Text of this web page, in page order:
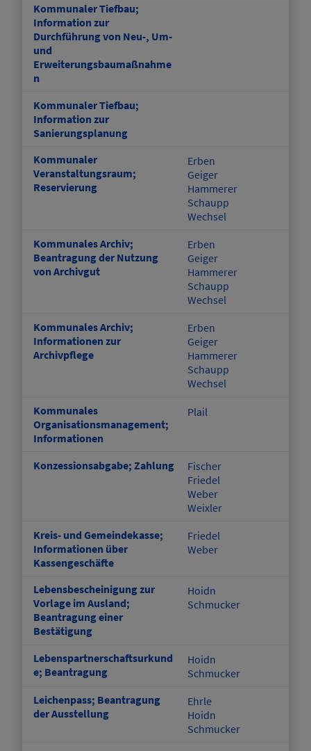
Kommunaler Tiefbau;
Information zur
Durchführung von Neu-, Um-
und
Erweiterungsbaumaßnahme
n
Kommunaler Tiefbau;
Information zur
Sanierungsplanung
Kommunaler
Veranstaltungsraum;
Reservierung
Erben
Geiger
Hammerer
Schaupp
Wechsel
Kommunales Archiv;
Beantragung der Nutzung
von Archivgut
Erben
Geiger
Hammerer
Schaupp
Wechsel
Kommunales Archiv;
Informationen zur
Archivpflege
Erben
Geiger
Hammerer
Schaupp
Wechsel
Kommunales
Organisationsmanagement;
Informationen
Plail
Konzessionsabgabe; Zahlung
Fischer
Friedel
Weber
Weixler
Kreis- und Gemeindekasse;
Informationen über
Kassengeschäfte
Friedel
Weber
Lebensbescheinigung zur
Vorlage im Ausland;
Beantragung einer
Bestätigung
Hoidn
Schmucker
Lebenspartnerschaftsurkund
e; Beantragung
Hoidn
Schmucker
Leichenpass; Beantragung
der Ausstellung
Ehrle
Hoidn
Schmucker